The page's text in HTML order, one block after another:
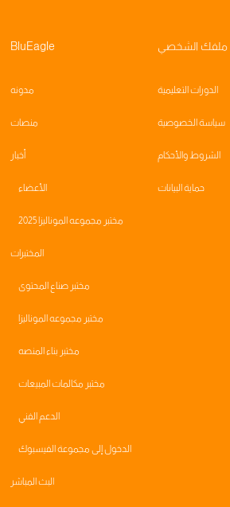
ملفك الشخصي
الدورات التعليمية
سياسة الخصوصية
الشروط والأحكام
حماية البيانات
BluEagle
مدونه
منصات
أخبار
الأعضاء
مختبر مجموعه الموناليزا 2025
المختبرات
مختبر صناع المحتوى
مختبر مجموعه الموناليزا
مختبر بناء المنصه
مختبر مكالمات المبيعات
الدعم الفني
الدخول إلى مجموعة الفيسبوك
البث المباشر